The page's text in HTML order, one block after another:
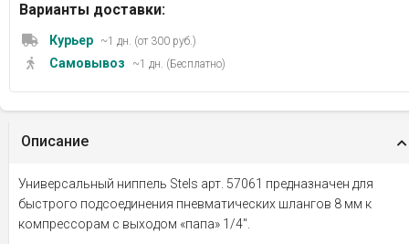
Варианты доставки:
Курьер ~1 дн. (от 300 руб.)
Самовывоз ~1 дн. (Бесплатно)
Описание
Универсальный ниппель Stels арт. 57061 предназначен для
быстрого подсоединения пневматических шлангов 8 мм к
компрессорам с выходом «папа» 1/4".